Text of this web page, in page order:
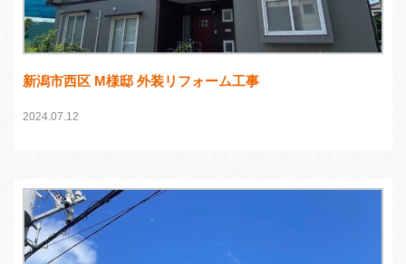
新潟市西区 M様邸 外装リフォーム工事
2024.07.12